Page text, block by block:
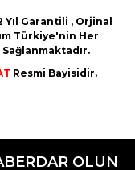
Garantili , Orjinal
Türkiye'nin Her
Resmi Bayisidir.
öneri formunu
OLUN